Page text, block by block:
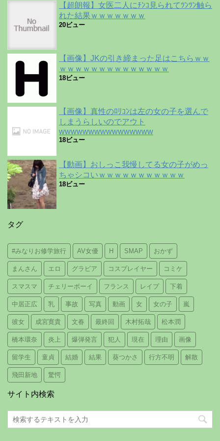
【超朗報】女医二人にﾁﾝｺ見られてﾂﾝﾂﾝ触ら
れた結果ｗｗｗｗｗｗｗ
20ビュー
【画像】JKの引き締まった足はこちらｗｗ
ｗｗｗｗｗｗｗｗｗｗｗｗｗｗ
18ビュー
【画像】真性のﾛﾘｺﾝは左の女の子を選んで
しまうらしいのでアウト
wwwwwwwwwwwwwwww
18ビュー
【動画】おしっこ我慢してる女の子がめっ
ちゃシコいｗｗｗｗｗｗｗｗｗｗｗ
18ビュー
タグ
#みなりお修学旅行 AV女優 H SMAP おかず
まんさん エロ グラビア コスプレイヤー コミケ
スマスマ チェリーボーイ フランス レイプ 下着
中居正広 乳 事故 写真 動画 女 女の子 嵐
彼女 成宮寛貴 文春 最終回 木村拓哉 松本潤
橋本環奈 炎上 爆弾発言 犯人 現在 理由 画像
留学生 童貞 結婚 結果 葵つかさ 行方不明 解散
飛田新地 驚愕
サイト内検索